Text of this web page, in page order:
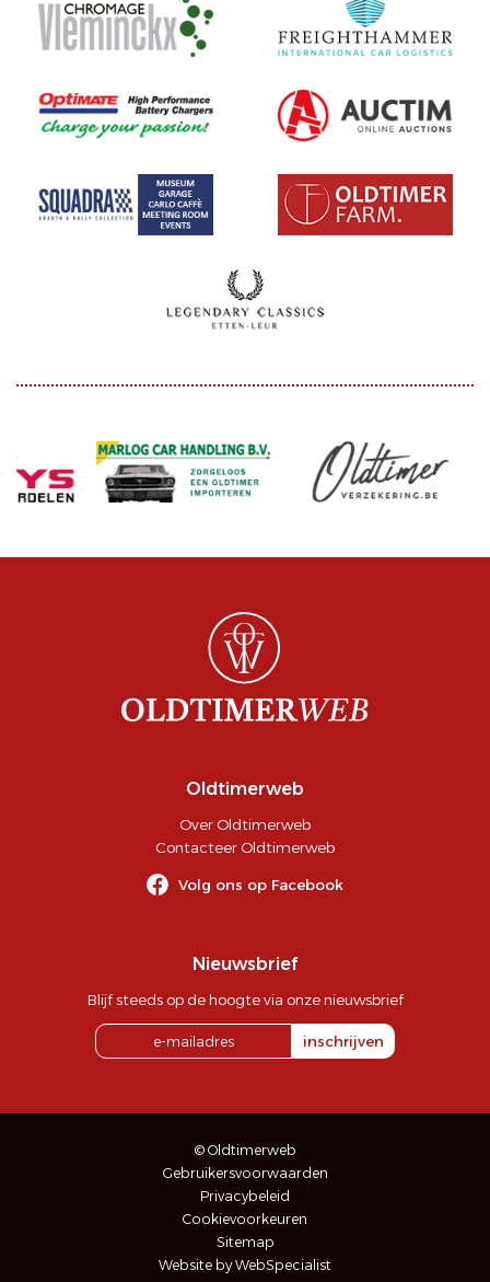
Oldtimerweb
Over Oldtimerweb
Contacteer Oldtimerweb
Volg ons op Facebook
Nieuwsbrief
Blijf steeds op de hoogte via onze nieuwsbrief
inschrijven
© Oldtimerweb
Gebruikersvoorwaarden
Privacybeleid
Cookievoorkeuren
Sitemap
Website by WebSpecialist